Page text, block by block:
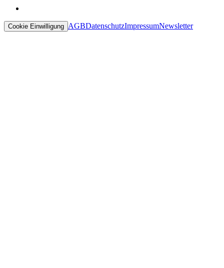
Cookie Einwilligung AGBDatenschutzImpressumNewsletter